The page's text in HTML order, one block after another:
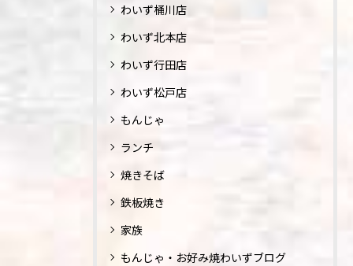
わいず桶川店
わいず北本店
わいず行田店
わいず松戸店
もんじゃ
ランチ
焼きそば
鉄板焼き
家族
もんじゃ・お好み焼わいずブログ